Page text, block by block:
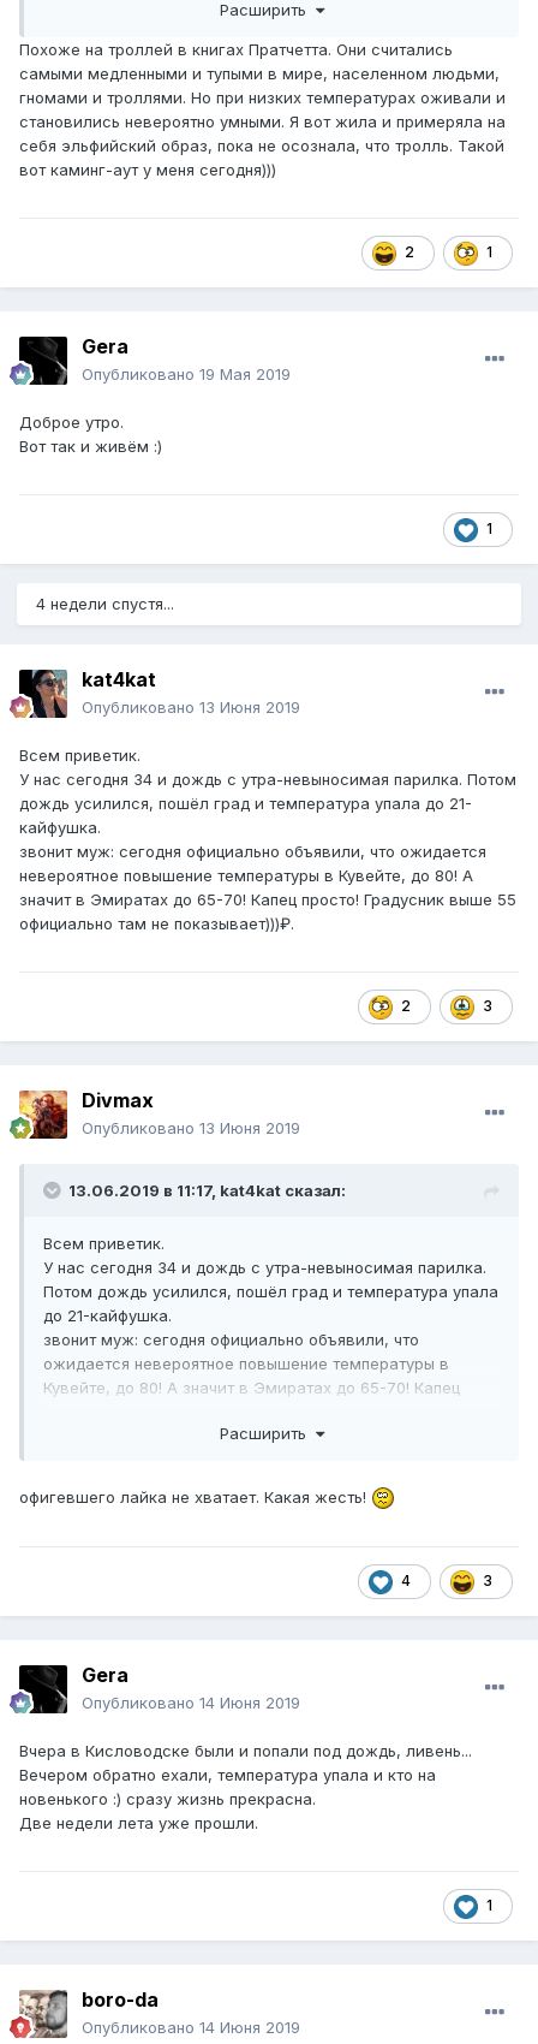
Расширить
Похоже на троллей в книгах Пратчетта. Они считались
самыми медленными и тупыми в мире, населенном людьми,
гномами и троллями. Но при низких температурах оживали и
становились невероятно умными. Я вот жила и примеряла на
себя эльфийский образ, пока не осознала, что тролль. Такой
вот каминг-аут у меня сегодня)))
2 1
Gera
Опубликовано 19 Мая 2019
Доброе утро.
Вот так и живём :)
1
4 недели спустя...
kat4kat
Опубликовано 13 Июня 2019
Всем приветик.
У нас сегодня 34 и дождь с утра-невыносимая парилка. Потом
дождь усилился, пошёл град и температура упала до 21-
кайфушка.
звонит муж: сегодня официально объявили, что ожидается
невероятное повышение температуры в Кувейте, до 80! А
значит в Эмиратах до 65-70! Капец просто! Градусник выше 55
официально там не показывает)))₽.
2 3
Divmax
Опубликовано 13 Июня 2019
13.06.2019 в 11:17, kat4kat сказал:
Всем приветик.
У нас сегодня 34 и дождь с утра-невыносимая парилка.
Потом дождь усилился, пошёл град и температура упала
до 21-кайфушка.
звонит муж: сегодня официально объявили, что
ожидается невероятное повышение температуры в
Кувейте, до 80! А значит в Эмиратах до 65-70! Капец
Расширить
офигевшего лайка не хватает. Какая жесть!
4 3
Gera
Опубликовано 14 Июня 2019
Вчера в Кисловодске были и попали под дождь, ливень...
Вечером обратно ехали, температура упала и кто на
новенького :) сразу жизнь прекрасна.
Две недели лета уже прошли.
1
boro-da
Опубликовано 14 Июня 2019